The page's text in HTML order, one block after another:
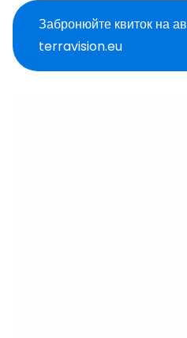
Забронюйте квиток на
terravision.eu